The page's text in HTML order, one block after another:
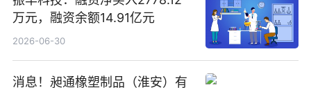
万元，融资余额14.91亿元
2026-06-30
消息！昶通橡塑制品（淮安）有